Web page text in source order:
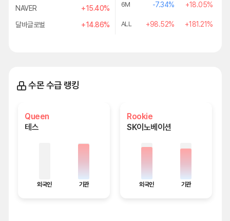
NAVER
+15.40%
달바글로벌
+14.86%
6M -7.34% +18.05%
ALL +98.52% +181.21%
수몬 수급 랭킹
Queen
테스
외국인 기관
Rookie
SK이노베이션
외국인 기관